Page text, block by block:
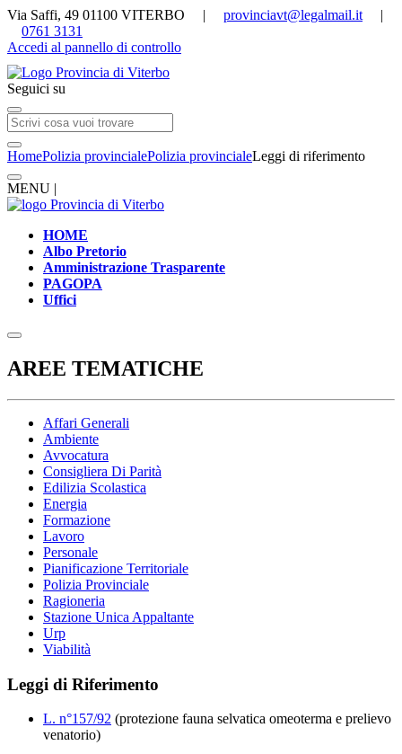
Via Saffi, 49 01100 VITERBO | provinciavt@legalmail.it |
0761 3131
Accedi al pannello di controllo
Seguici su
HomePolizia provincialePolizia provincialeLeggi di riferimento
MENU |
HOME
Albo Pretorio
Amministrazione Trasparente
PAGOPA
Uffici
AREE TEMATICHE
Affari Generali
Ambiente
Avvocatura
Consigliera Di Parità
Edilizia Scolastica
Energia
Formazione
Lavoro
Personale
Pianificazione Territoriale
Polizia Provinciale
Ragioneria
Stazione Unica Appaltante
Urp
Viabilità
Leggi di Riferimento
L. n°157/92 (protezione fauna selvatica omeoterma e prelievo
venatorio)